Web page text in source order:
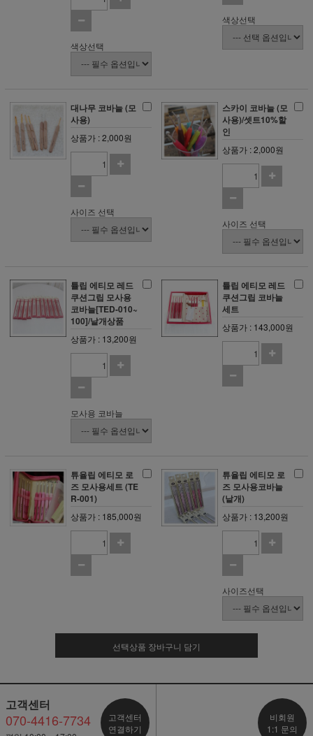
색상선택
색상선택
대나무 코바늘 (모
사용)
상품가 : 2,000원
사이즈 선택
스카이 코바늘 (모
사용)/셋트10%할
인
상품가 : 2,000원
사이즈 선택
튤립 에티모 레드
쿠션그립 모사용
코바늘[TED-010~
100]/낱개상품
상품가 : 13,200원
모사용 코바늘
튤립 에티모 레드
쿠션그립 코바늘
세트
상품가 : 143,000원
튜율립 에티모 로
즈 모사용세트 (TE
R-001)
상품가 : 185,000원
튜율립 에티모 로
즈 모사용코바늘
(낱개)
상품가 : 13,200원
사이즈선택
선택상품 장바구니 담기
고객센터
070-4416-7734
고객센터
연결하기
비회원
1:1 문의